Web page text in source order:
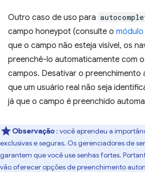
Outro caso de uso para
campo honeypot (consulte o
que o campo não esteja visível, os
preenchê-lo automaticamente com
campos. Desativar o
que um usuário real não seja
já que o campo é preenchido
Observação : você aprendeu a
exclusivas e seguras. Os gerenciadores de
garantem que você use senhas fortes.
vão oferecer opções de preenchimento